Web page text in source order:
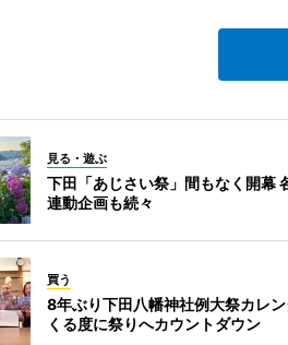
見る・遊ぶ
下田「あじさい祭」間もなく開幕
連動企画も続々
買う
8年ぶり下田八幡神社例大祭カレ
くる度に祭りへカウントダウン